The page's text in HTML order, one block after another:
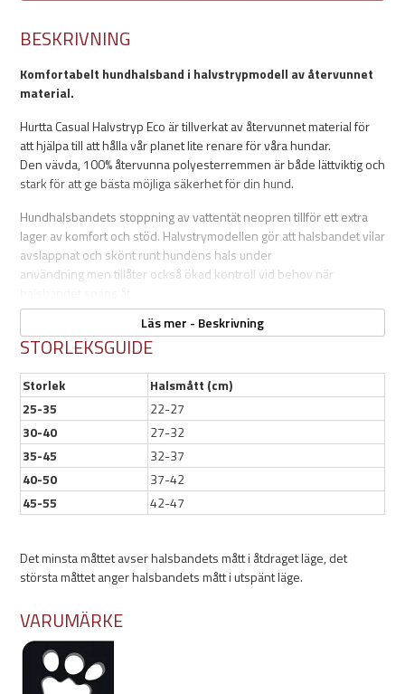
BESKRIVNING
Komfortabelt hundhalsband i halvstrypmodell av återvunnet
material.
Hurtta Casual Halvstryp Eco är tillverkat av återvunnet material för
att hjälpa till att hålla vår planet lite renare för våra hundar.
Den vävda, 100% återvunna polyesterremmen är både lättviktig och
stark för att ge bästa möjliga säkerhet för din hund.
Hundhalsbandets stoppning av vattentät neopren tillför ett extra
lager av komfort och stöd. Halvstrymodellen gör att halsbandet vilar
avslappnat och skönt runt hundens hals under
användning men tillåter också ökad kontroll vid behov när
Ringarna av nickelpläterat stål säkerställer en lång hållbarhet.
Hurtta Casual Halvstryp Eco är utrustad med väl synliga 3M-reflexer
för din hunds ökade säkerhet i mörkret.
Finns i färgerna: Ruby (rosa), Raven (svart), Cinnamon (kanel) och
Peacock (turkos).
Egenskaper:
Halvstrypmodell
Enkel av-/påtagning
Hög komfort
Återvunnet material
Starkt
Hållbart
Vattentät stoppning
3M-reflexer
Läs mer - Beskrivning
STORLEKSGUIDE
Storlek
Halsmått (cm)
25-35
22-27
30-40
27-32
35-45
32-37
40-50
37-42
45-55
42-47
Det minsta måttet avser halsbandets mått i åtdraget läge, det
största måttet anger halsbandets mått i utspänt läge.
VARUMÄRKE